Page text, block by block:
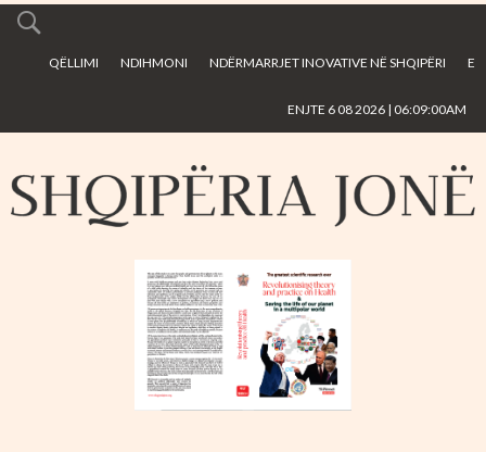
main
QËLLIMI NDIHMONI NDËRMARRJET INOVATIVE NË SHQIPËRI E
ENJTE 6 08 2026 | 06:09:00AM